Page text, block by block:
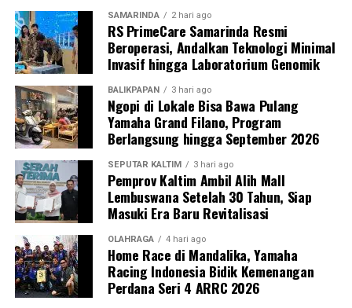
SAMARINDA 2 hari ago
RS PrimeCare Samarinda Resmi
Beroperasi, Andalkan Teknologi Minimal
Invasif hingga Laboratorium Genomik
BALIKPAPAN 3 hari ago
Ngopi di Lokale Bisa Bawa Pulang
Yamaha Grand Filano, Program
Berlangsung hingga September 2026
SEPUTAR KALTIM 3 hari ago
Pemprov Kaltim Ambil Alih Mall
Lembuswana Setelah 30 Tahun, Siap
Masuki Era Baru Revitalisasi
OLAHRAGA 4 hari ago
Home Race di Mandalika, Yamaha
Racing Indonesia Bidik Kemenangan
Perdana Seri 4 ARRC 2026